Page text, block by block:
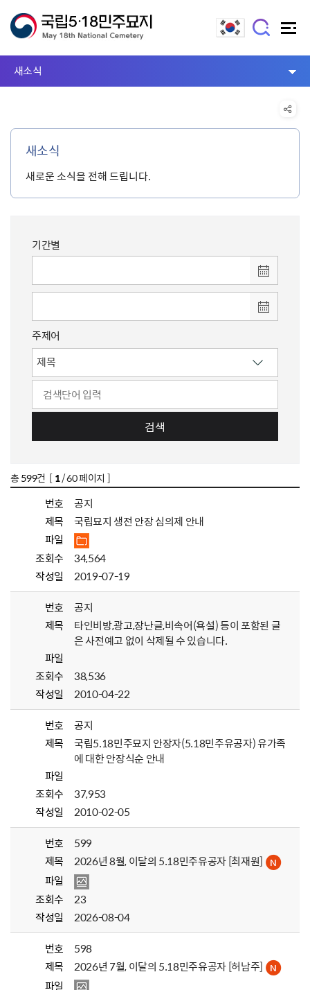
새소식
새소식
새로운 소식을 전해 드립니다.
기간별
주제어
검색
총 599건 [ 1/ 60 페이지 ]
번호
공지
제목
국립묘지 생전 안장 심의제 안내
파일
조회수
34,564
작성일
2019-07-19
번호
공지
제목
타인비방,광고,장난글,비속어(욕설) 등이 포함된 글
은 사전예고 없이 삭제될 수 있습니다.
파일
조회수
38,536
작성일
2010-04-22
번호
공지
제목
국립5.18민주묘지 안장자(5.18민주유공자) 유가족
에 대한 안장식순 안내
파일
조회수
37,953
작성일
2010-02-05
번호
599
제목
2026년 8월, 이달의 5.18민주유공자 [최재원]
파일
조회수
23
작성일
2026-08-04
번호
598
제목
2026년 7월, 이달의 5.18민주유공자 [허남주]
파일